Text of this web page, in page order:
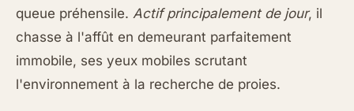
queue préhensile. Actif principalement de jour, il
chasse à l'affût en demeurant parfaitement
immobile, ses yeux mobiles scrutant
l'environnement à la recherche de proies.